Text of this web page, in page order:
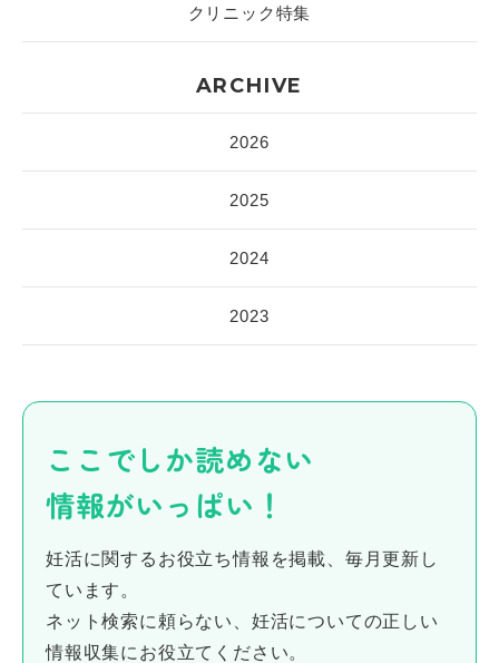
クリニック特集
ARCHIVE
2026
2025
2024
2023
ここでしか読めない
情報がいっぱい！
妊活に関するお役立ち情報を掲載、毎月更新し
ています。
ネット検索に頼らない、妊活についての正しい
情報収集にお役立てください。